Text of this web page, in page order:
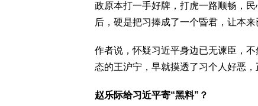
政原本打一手好牌，打虎一路顺畅，
后，硬是把习捧成了一个昏君，让本
作者说，怀疑习近平身边已无谏臣，
态的王沪宁，早就摸透了习个人好恶，
赵乐际给习近平寄“黑料”？